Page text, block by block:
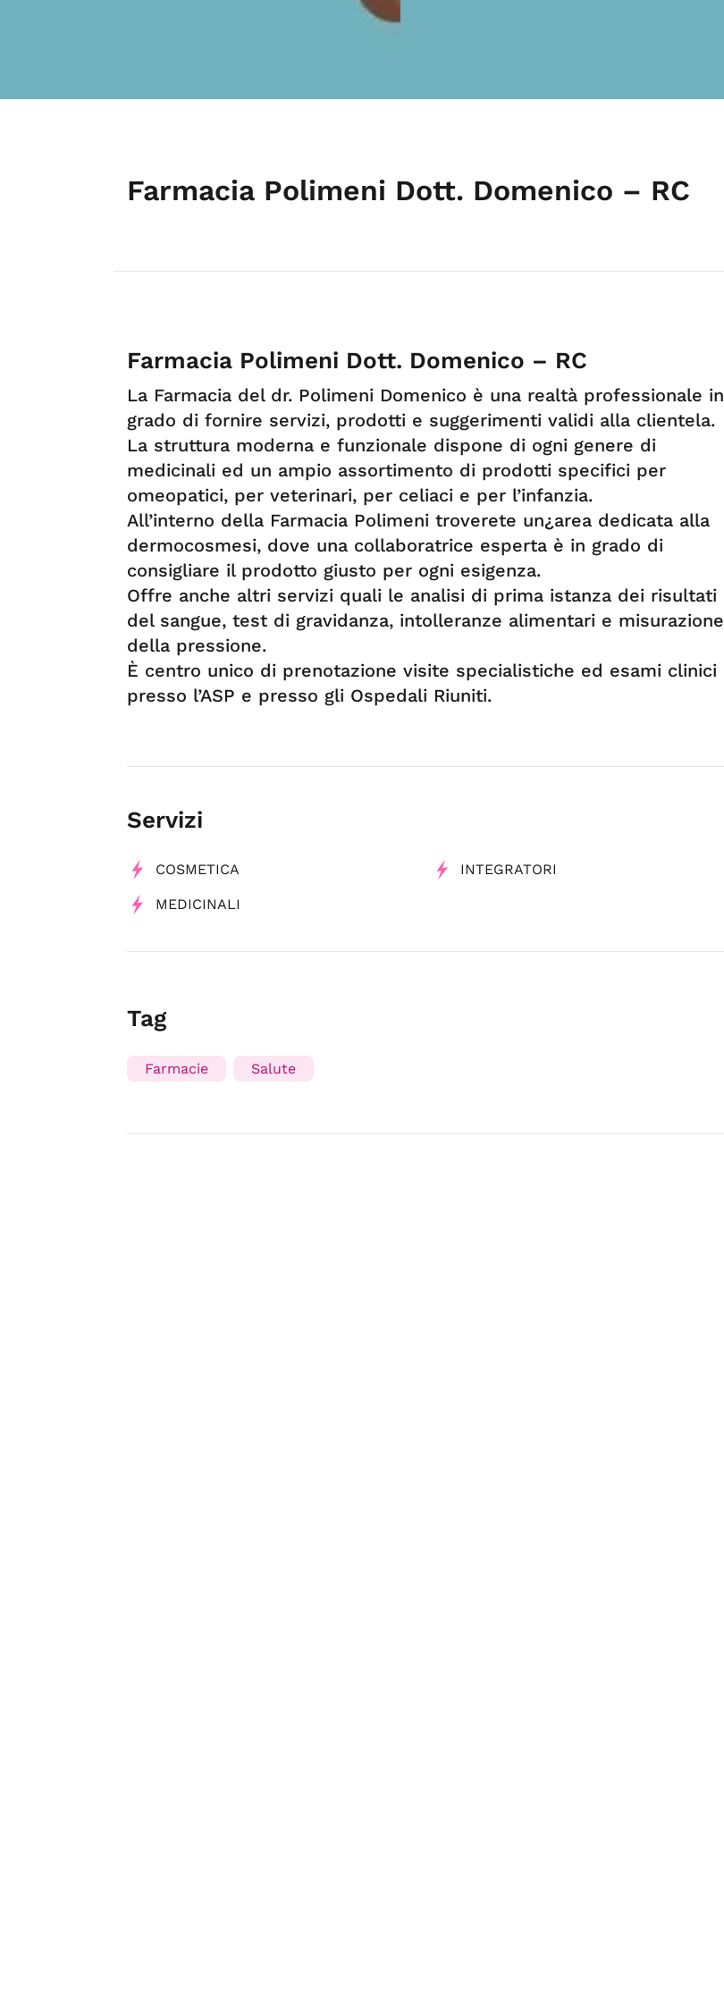
Farmacia Polimeni Dott. Domenico – RC
Farmacia Polimeni Dott. Domenico – RC
La Farmacia del dr. Polimeni Domenico è una realtà professionale in
grado di fornire servizi, prodotti e suggerimenti validi alla clientela.
La struttura moderna e funzionale dispone di ogni genere di
medicinali ed un ampio assortimento di prodotti specifici per
omeopatici, per veterinari, per celiaci e per l’infanzia.
All’interno della Farmacia Polimeni troverete un¿area dedicata alla
dermocosmesi, dove una collaboratrice esperta è in grado di
consigliare il prodotto giusto per ogni esigenza.
Offre anche altri servizi quali le analisi di prima istanza dei risultati
del sangue, test di gravidanza, intolleranze alimentari e misurazione
della pressione.
È centro unico di prenotazione visite specialistiche ed esami clinici
presso l’ASP e presso gli Ospedali Riuniti.
Servizi
COSMETICA INTEGRATORI
MEDICINALI
Tag
Farmacie Salute